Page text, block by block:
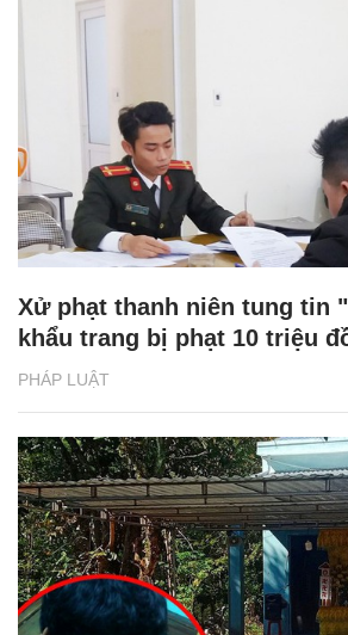
PHÁP LUẬT
Xử phạt thanh niên tung tin
khẩu trang bị phạt 10 triệu